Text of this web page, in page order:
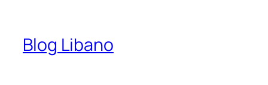
Blog Libano